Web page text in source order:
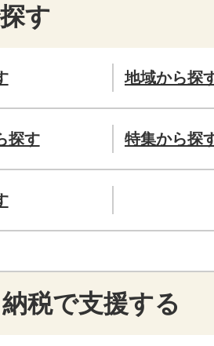
す
地域から探
探す 特集から探
税で支援する